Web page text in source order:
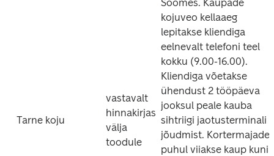
Tarne koju
vastavalt
hinnakirjas
välja
toodule
Soomes. Kaupade
kojuveo kellaaeg
lepitakse kliendiga
eelnevalt telefoni teel
kokku (9.00-16.00).
Kliendiga võetakse
ühendust 2 tööpäeva
jooksul peale kauba
sihtriigi jaotusterminali
jõudmist. Kortermajade
puhul viiakse kaup kuni